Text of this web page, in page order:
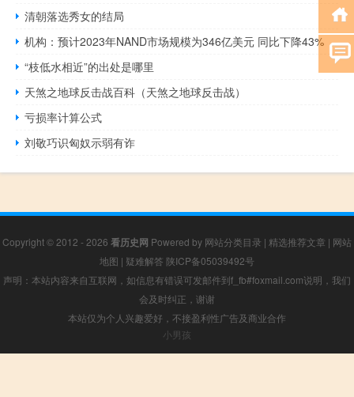
清朝落选秀女的结局
机构：预计2023年NAND市场规模为346亿美元 同比下降43%
“枝低水相近”的出处是哪里
天煞之地球反击战百科（天煞之地球反击战）
亏损率计算公式
刘敬巧识匈奴示弱有诈
Copyright © 2012 - 2026 看历史网 Powered by 网站分类目录 | 精选推荐文章 | 网站
地图 | 疑难解答 陕ICP备05039492号
声明：本站内容来自互联网，如信息有错误可发邮件到f_fb#foxmail.com说明，我们
会及时纠正，谢谢
本站仅为个人兴趣爱好，不接盈利性广告及商业合作
小男孩